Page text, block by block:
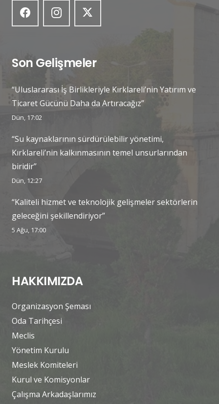
Son Gelişmeler
“Uluslararası İş Birlikleriyle Kırklareli’nin Yatırım ve
Ticaret Gücünü Daha da Artıracağız”
Dün, 17:02
“Su kaynaklarının sürdürülebilir yönetimi,
Kırklareli’nin kalkınmasının temel unsurlarından
biridir”
Dün, 12:27
“Kaliteli hizmet ve teknolojik gelişmeler sektörlerin
geleceğini şekillendiriyor”
5 Ağu, 17:00
HAKKIMIZDA
Organizasyon Şeması
Oda Tarihçesi
Meclis
Yönetim Kurulu
Meslek Komiteleri
Kurul ve Komisyonlar
Çalışma Arkadaşlarımız